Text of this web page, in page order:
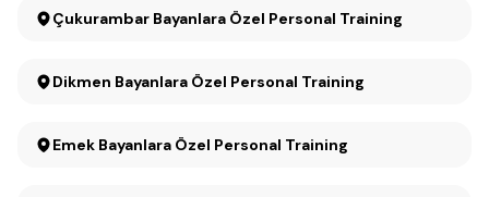
Çukurambar Bayanlara Özel Personal Training
Dikmen Bayanlara Özel Personal Training
Emek Bayanlara Özel Personal Training